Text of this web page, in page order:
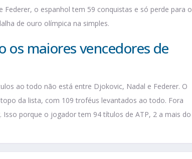
o espanhol tem 59 conquistas e só perde para o
de ouro olímpica na simples.
os maiores vencedores de
ao todo não está entre Djokovic, Nadal e Federer. O
da lista, com 109 troféus levantados ao todo. Fora
porque o jogador tem 94 títulos de ATP, 2 a mais do